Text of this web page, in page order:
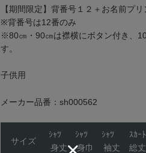
【期間限定】背番号１２＋お名前プリ
※背番号は12番のみ
※80㎝・90㎝は襟横にボタン付き、
す。
子供用
メーカー品番：sh000562
サイズ
ｼｬﾂ
身丈
ｼｬﾂ
身巾
ｼｬﾂ
袖丈
ｽｶｰﾄ
総丈